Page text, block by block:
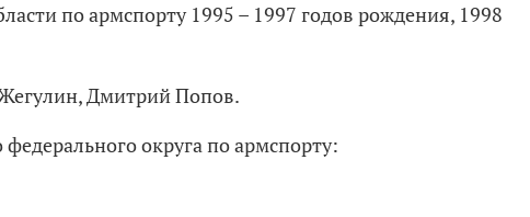
по армспорту 1995 – 1997 годов рождения, 1998
Дмитрий Попов.
округа по армспорту: